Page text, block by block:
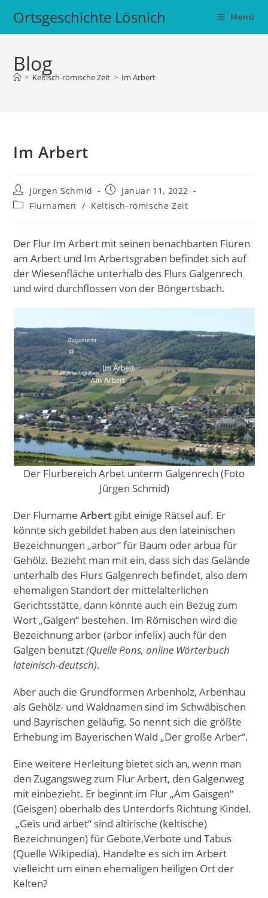
InhaltOrtsgeschichte Lösnich Menü
Blog
> Keltisch-römische Zeit > Im Arbert
Im Arbert
Beitrags-
Autor:
Jürgen Schmid
Beitrag
veröffentlicht:
Januar 11, 2022
Beitrags-
Flurnamen / Keltisch-römische Zeit
Der Flur Im Arbert mit seinen benachbarten Fluren
am Arbert und Im Arbertsgraben befindet sich auf
der Wiesenfläche unterhalb des Flurs Galgenrech
und wird durchflossen von der Böngertsbach.
Der Flurbereich Arbet unterm Galgenrech (Foto
Jürgen Schmid)
Der FlurnameArbert gibt einige Rätsel auf. Er
könnte sich gebildet haben aus den lateinischen
Bezeichnungen „arbor“ für Baum oder arbua für
Gehölz. Bezieht man mit ein, dass sich das Gelände
unterhalb des Flurs Galgenrech befindet, also dem
ehemaligen Standort der mittelalterlichen
Gerichtsstätte, dann könnte auch ein Bezug zum
Wort „Galgen“ bestehen. Im Römischen wird die
Bezeichnung arbor (arbor infelix) auch für den
Galgen benutzt(Quelle Pons, online Wörterbuch
lateinisch-deutsch).
Aber auch die Grundformen Arbenholz, Arbenhau
als Gehölz- und Waldnamen sind im Schwäbischen
und Bayrischen geläufig. So nennt sich die größte
Erhebung im Bayerischen Wald „Der große Arber“.
Eine weitere Herleitung bietet sich an, wenn man
den Zugangsweg zum Flur Arbert, den Galgenweg
mit einbezieht. Er beginnt im Flur „Am Gaisgen“
(Geisgen) oberhalb des Unterdorfs Richtung Kindel.
„Geis und arbet“ sind altirische (keltische)
Bezeichnungen) für Gebote,Verbote und Tabus
(Quelle Wikipedia). Handelte es sich im Arbert
vielleicht um einen ehemaligen heiligen Ort der
Kelten?